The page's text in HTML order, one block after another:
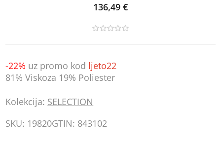
136,49 €
-22% uz promo kod ljeto22
81% Viskoza 19% Poliester
Kolekcija: SELECTION
SKU: 19820GTIN: 843102